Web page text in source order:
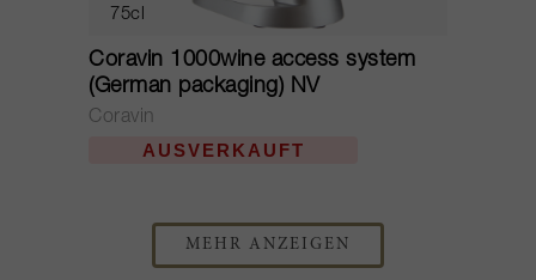
75cl
Coravin 1000wine access system
(German packaging) NV
Coravin
AUSVERKAUFT
MEHR ANZEIGEN